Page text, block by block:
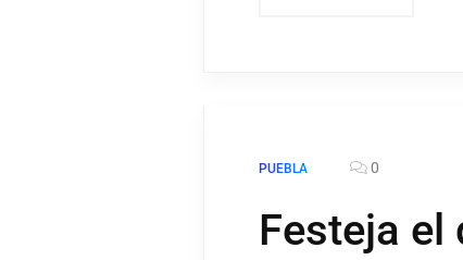
PUEBLA 0
Festeja el